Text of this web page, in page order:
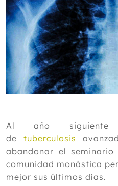
Octubre
Agosto
Julio
Junio
Mayo
Abril
Marzo
Enero
2019
2018
2017
Al año siguiente
detuberculosis
abandonar el
comunidad monástica
mejor sus últimos días.